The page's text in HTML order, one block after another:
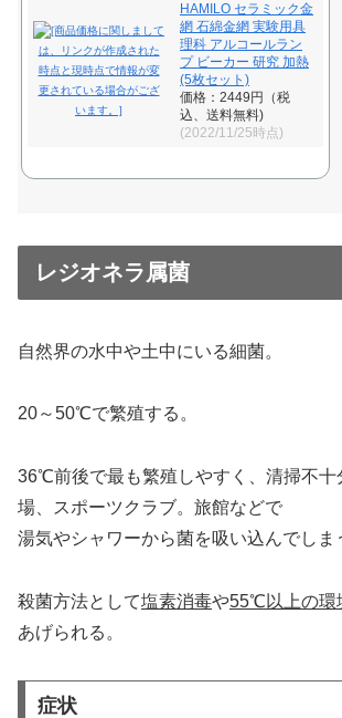
HAMILO セラミック金
網 石綿金網 実験用具
理科 アルコールラン
プ ビーカー 研究 加熱
(5枚セット)
価格：2449円（税
込、送料無料)
(2022/11/25時点)
レジオネラ属菌
自然界の水中や土中にいる細菌。
20～50℃で繁殖する。
36℃前後で最も繁殖しやすく、清掃不十
場、スポーツクラブ。旅館などで
湯気やシャワーから菌を吸い込んでしま
殺菌方法として塩素消毒や55℃以上の環
あげられる。
症状